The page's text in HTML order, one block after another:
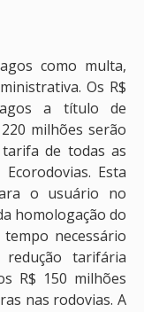
como multa,
Os R$
a título de
milhões serão
de todas as
Esta
o usuário no
homologação do
necessário
tarifária
R$ 150 milhões
nas rodovias. A